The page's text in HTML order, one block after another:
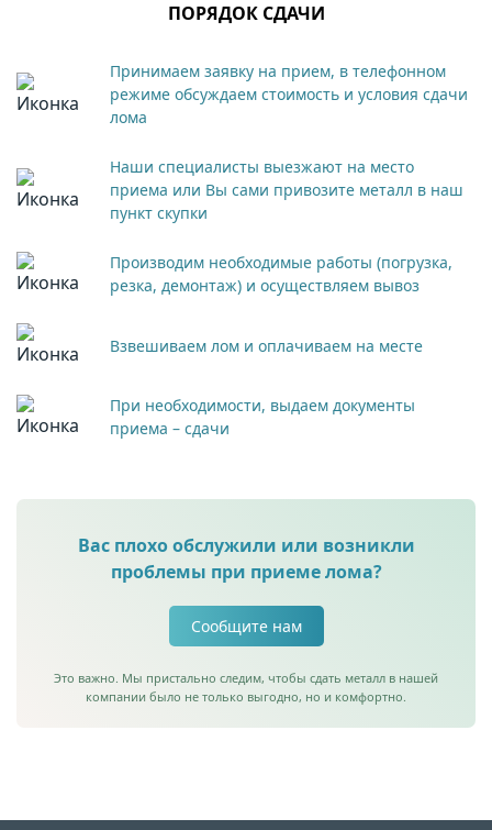
ПОРЯДОК СДАЧИ
Принимаем заявку на прием, в телефонном
режиме обсуждаем стоимость и условия сдачи
лома
Наши специалисты выезжают на место
приема или Вы сами привозите металл в наш
пункт скупки
Производим необходимые работы (погрузка,
резка, демонтаж) и осуществляем вывоз
Взвешиваем лом и оплачиваем на месте
При необходимости, выдаем документы
приема – сдачи
Вас плохо обслужили или возникли
проблемы при приеме лома?
Сообщите нам
Это важно. Мы пристально следим, чтобы сдать металл в нашей
компании было не только выгодно, но и комфортно.